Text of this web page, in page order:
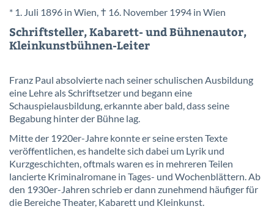
* 1. Juli 1896 in Wien, † 16. November 1994 in Wien
Schriftsteller, Kabarett- und Bühnenautor,
Kleinkunstbühnen-Leiter
Franz Paul absolvierte nach seiner schulischen Ausbildung
eine Lehre als Schriftsetzer und begann eine
Schauspielausbildung, erkannte aber bald, dass seine
Begabung hinter der Bühne lag.
Mitte der 1920er-Jahre konnte er seine ersten Texte
veröffentlichen, es handelte sich dabei um Lyrik und
Kurzgeschichten, oftmals waren es in mehreren Teilen
lancierte Kriminalromane in Tages- und Wochenblättern. Ab
den 1930er-Jahren schrieb er dann zunehmend häufiger für
die Bereiche Theater, Kabarett und Kleinkunst.